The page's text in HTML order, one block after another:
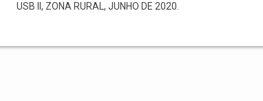
USB II, ZONA RURAL, JUNHO DE 2020.